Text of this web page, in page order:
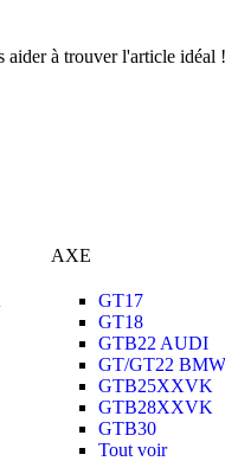
aider à trouver l'article idéal !
AXE
GT17
GT18
GTB22 AUDI
GT/GT22 BMW
GTB25XXVK
GTB28XXVK
GTB30
Tout voir